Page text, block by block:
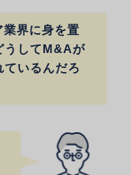
界に身を置
うしてM&Aが
ているんだろ